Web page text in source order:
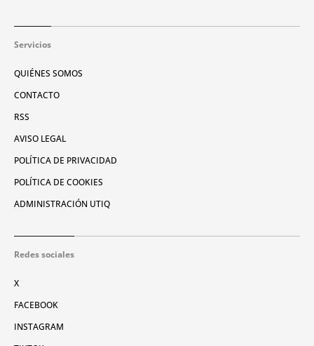
Servicios
QUIÉNES SOMOS
CONTACTO
RSS
AVISO LEGAL
POLÍTICA DE PRIVACIDAD
POLÍTICA DE COOKIES
ADMINISTRACIÓN UTIQ
Redes sociales
X
FACEBOOK
INSTAGRAM